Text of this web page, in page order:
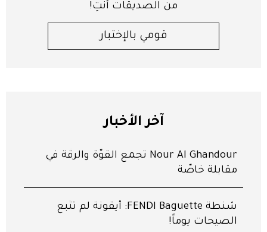
من الصديقات أنتِ!
قومي بالإختبار
آخر الأخبار
Nour Al Ghandour تجمع القوّة والرقّة في
مقابلة خاصّة
شنطة FENDI Baguette: أيقونة لم تتّبع
الصيحات يوماً!